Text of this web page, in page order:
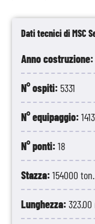
Dati tecnici di MSC
Anno costruzione:
N° ospiti: 5331
N° equipaggio:1413
N° ponti:18
Stazza:154000 ton.
Lunghezza:323.00
8
10
Bahamas
11